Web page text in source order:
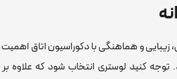
زیبایی و هماهنگی با دکوراسیون اتاق
کنید لوستری انتخاب شود که علاوه بر